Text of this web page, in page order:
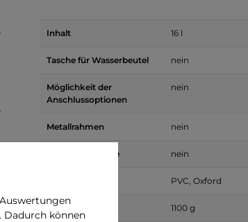
Inhalt 16 l
Tasche für Wasserbeutel nein
Möglichkeit der
Anschlussoptionen
nein
Metallrahmen nein
Fixierung Punkte nein
PVC, Oxford
Gewicht (g) 1100 g
Dadurch können